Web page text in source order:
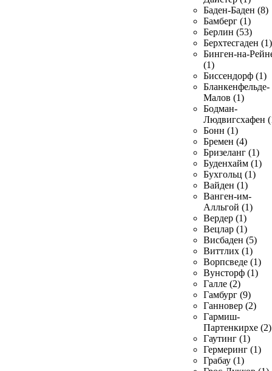
Баден-Баден (8)
Бамберг (1)
Берлин (53)
Берхтесгаден (1)
Бинген-на-
(1)
Биссендорф (1)
Бланкенфельде-
Малов (1)
Бодман-
Людвигсхафен
Бонн (1)
Бремен (4)
Бризеланг (1)
Буденхайм (1)
Бухгольц (1)
Вайден (1)
Ванген-им-
Алльгой (1)
Вердер (1)
Вецлар (1)
Висбаден (5)
Виттлих (1)
Ворпсведе (1)
Вунсторф (1)
Галле (2)
Гамбург (9)
Ганновер (2)
Гармиш-
Партенкирхе (2)
Гаутинг (1)
Гермеринг (1)
Грабау (1)